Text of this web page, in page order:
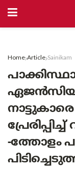
Home Article Sainikam
-ത്തോളം